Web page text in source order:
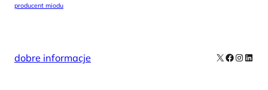
producent miodu
dobre informacje X Facebook